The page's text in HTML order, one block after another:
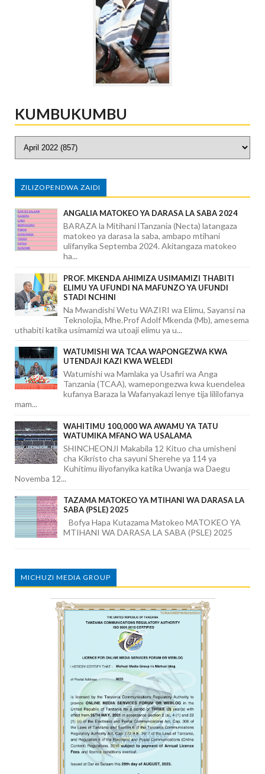
KUMBUKUMBU
ZILIZOPENDWA ZAIDI
ANGALIA MATOKEO YA DARASA LA SABA 2024
BARAZA la Mitihani lTanzania (Necta) latangaza
matokeo ya darasa la saba, ambapo mtihani
ulifanyika Septemba 2024. Akitangaza matokeo
ha...
PROF. MKENDA AHIMIZA USIMAMIZI THABITI
ELIMU YA UFUNDI NA MAFUNZO YA UFUNDI
STADI NCHINI
Na Mwandishi Wetu WAZIRI wa Elimu, Sayansi na
Teknolojia, Mhe.Prof Adolf Mkenda (Mb), amesema
uthabiti katika usimamizi wa utoaji elimu ya u...
WATUMISHI WA TCAA WAPONGEZWA KWA
UTENDAJI KAZI KWA WELEDI
Watumishi wa Mamlaka ya Usafiri wa Anga
Tanzania (TCAA), wamepongezwa kwa kuendelea
kufanya Baraza la Wafanyakazi lenye tija lililofanya
mam...
WAHITIMU 100,000 WA AWAMU YA TATU
WATUMIKA MFANO WA USALAMA
SHINCHEONJI Makabila 12 Kituo cha umisheni
cha Kikristo cha sayuni Sherehe ya 114 ya
Kuhitimu iliyofanyika katika Uwanja wa Daegu
Novemba 12...
TAZAMA MATOKEO YA MTIHANI WA DARASA LA
SABA (PSLE) 2025
Bofya Hapa Kutazama Matokeo MATOKEO YA
MTIHANI WA DARASA LA SABA (PSLE) 2025
MICHUZI MEDIA GROUP